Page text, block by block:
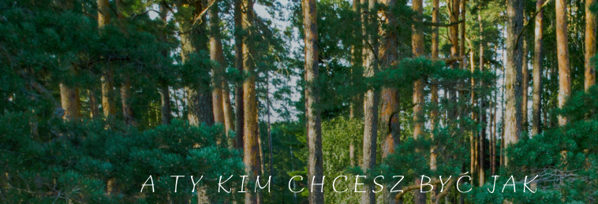
A TY KIM CHCESZ BYĆ JAK